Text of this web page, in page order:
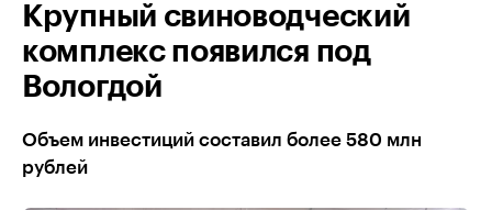
Крупный свиноводческий
комплекс появился под
Вологдой
Объем инвестиций составил более 580 млн
рублей